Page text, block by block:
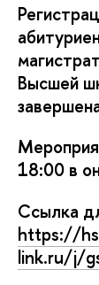
ысшей
18:00 в
Ссылка
https://
link.ru/j/